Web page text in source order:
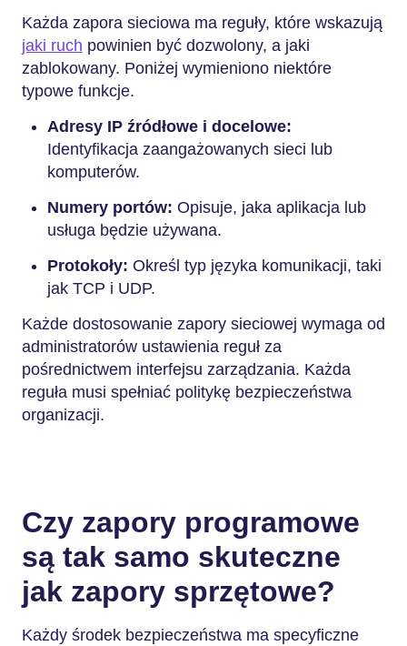
Każda zapora sieciowa ma reguły, które wskazują
jaki ruch powinien być dozwolony, a jaki
zablokowany. Poniżej wymieniono niektóre
typowe funkcje.
Adresy IP źródłowe i docelowe:
Identyfikacja zaangażowanych sieci lub
komputerów.
Numery portów: Opisuje, jaka aplikacja lub
usługa będzie używana.
Protokoły: Określ typ języka komunikacji, taki
jak TCP i UDP.
Każde dostosowanie zapory sieciowej wymaga od
administratorów ustawienia reguł za
pośrednictwem interfejsu zarządzania. Każda
reguła musi spełniać politykę bezpieczeństwa
organizacji.
Czy zapory programowe
są tak samo skuteczne
jak zapory sprzętowe?
Każdy środek bezpieczeństwa ma specyficzne